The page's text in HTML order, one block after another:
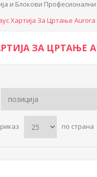
и Блокови Професионални
Хартија За Цртање Aurora
ЗА ЦРТАЊЕ
по страна